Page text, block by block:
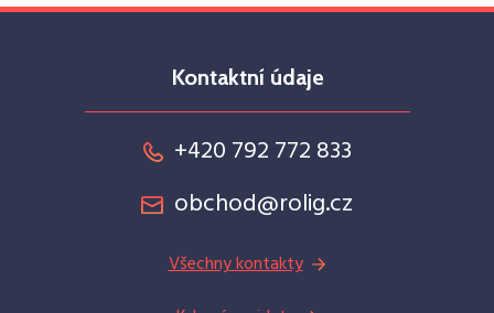
Kontaktní údaje
+420 792 772 833
obchod@rolig.cz
Všechny kontakty